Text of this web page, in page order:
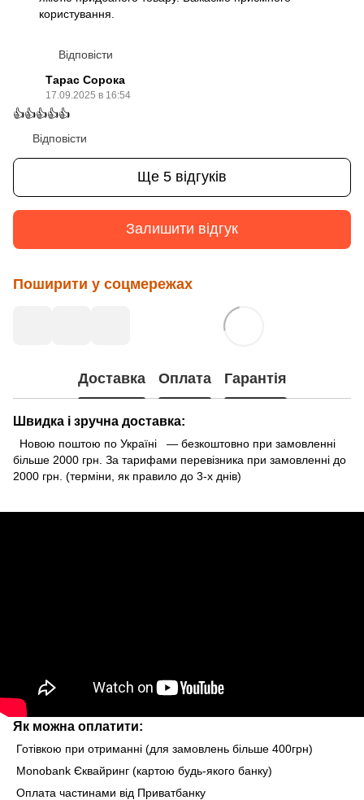
користування.
Відповісти
Тарас Сорока
17.09.2025 в 16:54
👍👍👍👍👍
Відповісти
Ще 5 відгуків
Залишити відгук
Поширити у соцмережах
Доставка Оплата Гарантія
Швидка і зручна доставка:
Новою поштою по Україні — безкоштовно при замовленні
більше 2000 грн. За тарифами перевізника при замовленні до
2000 грн. (терміни, як правило до 3-х днів)
Як можна оплатити:
Готівкою при отриманні (для замовлень більше 400грн)
Monobank Єквайринг (картою будь-якого банку)
Оплата частинами від Приватбанку